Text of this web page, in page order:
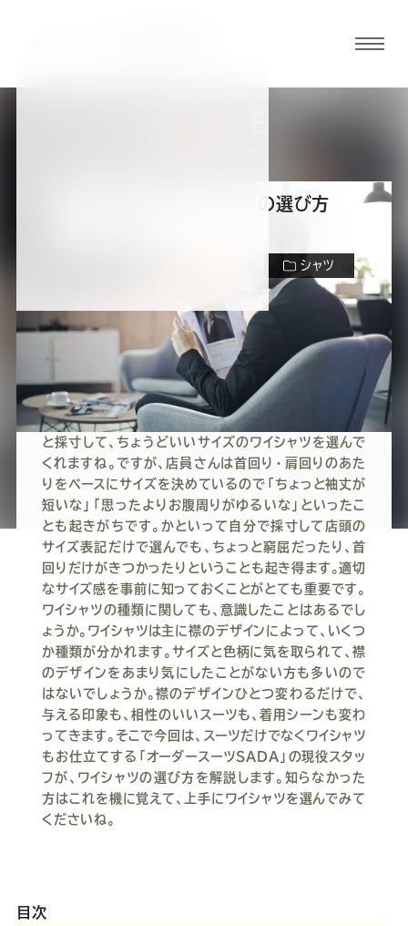
タン
ー
ー
ス
ー
ツ
SADA
の
公
式
Youtube
ー
ダ
ー
ス
ー
ツ
SADA
の
公
式
ー
ダ
ー
ス
ー
ツ
SADA
の
公
式
ー
ダ
ー
ス
ー
ツ
SADA
の
公
式
オ
ー
ダ
ー
ス
ー
ツ
SADA
の
公
式
自分に合ったワイシャツの選び方
シャツ
皆
さんはワイシャツ選び、どうしてますか？量販
店でワイシャツを買うときは、店員さんがサッ
と採寸して、ちょうどいいサイズのワイシャツを選んで
くれますね。ですが、店員さんは首回り・肩回りのあた
りをベースにサイズを決めているので「ちょっと袖丈が
短いな」「思ったよりお腹周りがゆるいな」といったこ
とも起きがちです。かといって自分で採寸して店頭の
サイズ表記だけで選んでも、ちょっと窮屈だったり、首
回りだけがきつかったりということも起き得ます。適切
なサイズ感を事前に知っておくことがとても重要です。
ワイシャツの種類に関しても、意識したことはあるでし
ょうか。ワイシャツは主に襟のデザインによって、いくつ
か種類が分かれます。サイズと色柄に気を取られて、襟
のデザインをあまり気にしたことがない方も多いので
はないでしょうか。襟のデザインひとつ変わるだけで、
与える印象も、相性のいいスーツも、着用シーンも変わ
ってきます。そこで今回は、スーツだけでなくワイシャツ
もお仕立てする「オーダースーツSADA」の現役スタッ
フが、ワイシャツの選び方を解説します。知らなかった
方はこれを機に覚えて、上手にワイシャツを選んでみて
くださいね。
目次